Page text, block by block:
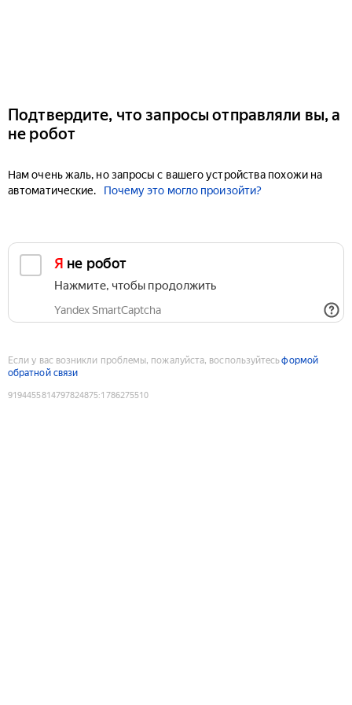
Подтвердите, что запросы отправляли вы, а
не робот
Нам очень жаль, но запросы с вашего устройства похожи на
автоматические.
Почему это могло произойти?
Я не робот
Нажмите, чтобы продолжить
Yandex SmartCaptcha
Если у вас возникли проблемы, пожалуйста, воспользуйтесьформой
обратной связи
9194455814797824875:1786275510